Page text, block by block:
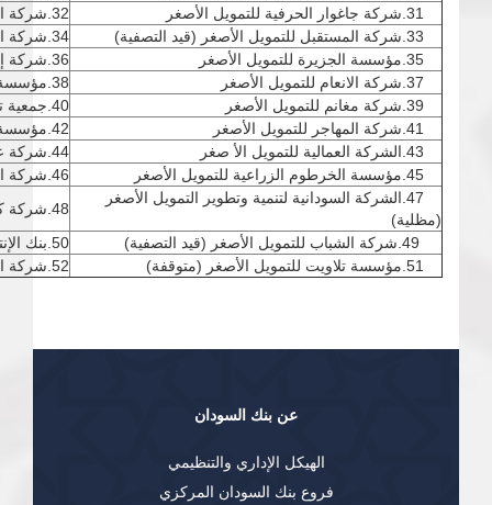
32.شركة التنمية الريفية للتمويل الأصغر
34.شركة الأمل النسوية للتمويل الأصغر
36.شركة إسراج للتمويل الأصغر
38.مؤسسة بحر أبيض للتمويل الأصغر
40.جمعية تطوير الأعمال الصغيرة للتمويل الأصغر – باسيد
42.مؤسسة غرب كردفان للتمويل الأصغر
44.شركة عزم للتمويل الأصغر.
46.شركة المواسم الخضراء للتمويل الأصغر
47.الشركة السودانية لتنمية وتطوير التمويل الأصغر
(مظلية)
48.شركة كري مور للتمويل الأصغر
50.بنك الإنتاج للتمويل الأصغر
52.شركة الفال للتمويل الأصغر
عن بنك السودان
الهيكل الإداري والتنظيمي
فروع بنك السودان المركزي